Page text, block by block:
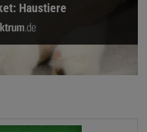
Haustiere